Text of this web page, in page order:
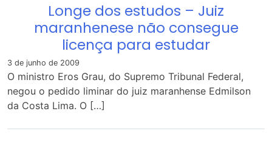
Longe dos estudos – Juiz
maranhenese não consegue
licença para estudar
3 de junho de 2009
O ministro Eros Grau, do Supremo Tribunal Federal,
negou o pedido liminar do juiz maranhense Edmilson
da Costa Lima. O […]